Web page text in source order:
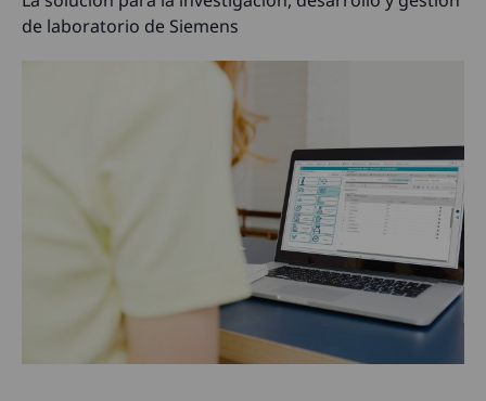
de laboratorio de Siemens